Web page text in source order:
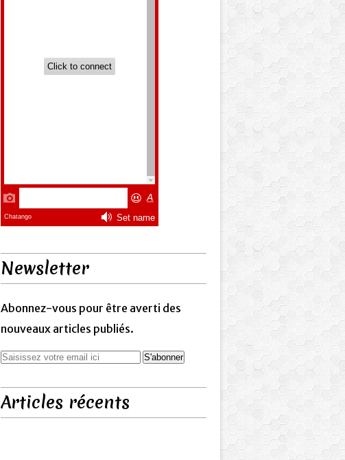
Newsletter
Abonnez-vous pour être averti des
nouveaux articles publiés.
Articles récents